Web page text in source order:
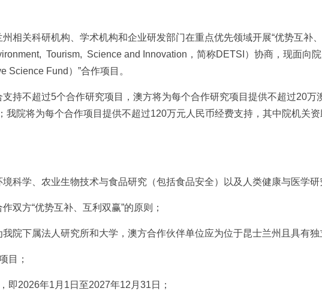
相关科研机构、学术机构和企业研发部门在重点优先领域开展“优势互补
Tourism, Science and Innovation，简称DETSI）协商，现面向
Science Fund）”合作项目。
持不超过5个合作研究项目，澳方将为每个合作研究项目提供不超过20
我院将为每个合作项目提供不超过120万元人民币经费支持，其中院机关
境科学、农业生物技术与食品研究（包括食品安全）以及人类健康与医学研
双方“优势互补、互利双赢”的原则；
院下属法人研究所和大学，澳方合作伙伴单位应为位于昆士兰州且具有独
目；
即2026年1月1日至2027年12月31日；